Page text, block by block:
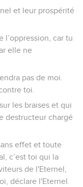
et leur prospérité
l’oppression, car tu
elle ne
pas de moi.
toi.
les braises et qui
destructeur chargé
effet et toute
c’est toi qui la
de l'Eternel,
déclare l'Eternel.